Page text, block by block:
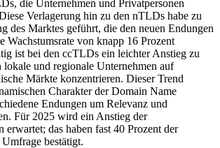
die Unternehmen und Privatpersonen
Verlagerung hin zu den nTLDs habe zu
des Marktes geführt, die den neuen Endungen
Wachstumsrate von knapp 16 Prozent
ist bei den ccTLDs ein leichter Anstieg zu
lokale und regionale Unternehmen auf
Märkte konzentrieren. Dieser Trend
Charakter der Domain Name
Endungen um Relevanz und
Für 2025 wird ein Anstieg der
erwartet; das haben fast 40 Prozent der
bestätigt.